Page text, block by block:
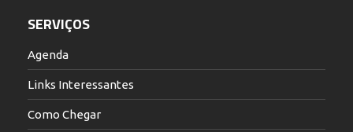
SERVIÇOS
Agenda
Links Interessantes
Como Chegar